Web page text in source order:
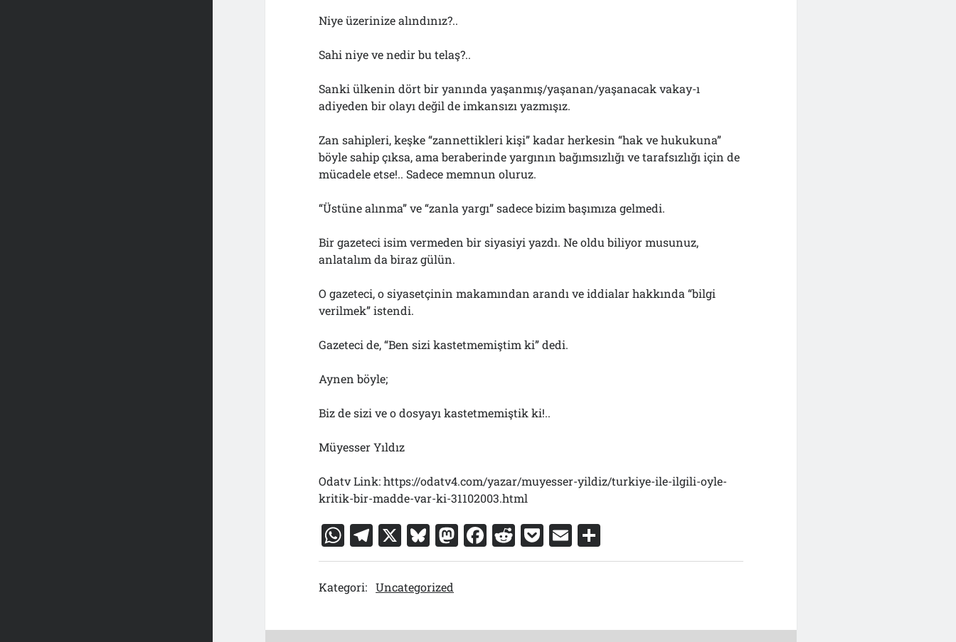
Niye üzerinize alındınız?..
Sahi niye ve nedir bu telaş?..
Sanki ülkenin dört bir yanında yaşanmış/yaşanan/yaşanacak vakay-ı
adiyeden bir olayı değil de imkansızı yazmışız.
Zan sahipleri, keşke “zannettikleri kişi” kadar herkesin “hak ve hukukuna”
böyle sahip çıksa, ama beraberinde yargının bağımsızlığı ve tarafsızlığı için de
mücadele etse!.. Sadece memnun oluruz.
“Üstüne alınma” ve “zanla yargı” sadece bizim başımıza gelmedi.
Bir gazeteci isim vermeden bir siyasiyi yazdı. Ne oldu biliyor musunuz,
anlatalım da biraz gülün.
O gazeteci, o siyasetçinin makamından arandı ve iddialar hakkında “bilgi
verilmek” istendi.
Gazeteci de, “Ben sizi kastetmemiştim ki” dedi.
Aynen böyle;
Biz de sizi ve o dosyayı kastetmemiştik ki!..
Müyesser Yıldız
Odatv Link: https://odatv4.com/yazar/muyesser-yildiz/turkiye-ile-ilgili-oyle-
kritik-bir-madde-var-ki-31102003.html
W
h
at
s
A
T
el
e
gr
a
X Bl
u
e
s
k
M
a
d
F
a
b
R
e
t
P
o
et
E
m h
Kategori: Uncategorized